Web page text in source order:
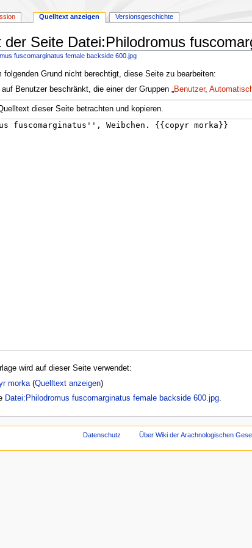
der Seite Datei:Philodromus
fuscomarginatus female backside 600.jpg
folgenden Grund nicht berechtigt, diese Seite zu bearbeiten:
Benutzer beschränkt, die einer der Gruppen „Benutzer,
dieser Seite betrachten und kopieren.
wird auf dieser Seite verwendet:
morka(Quelltext anzeigen)
Datei:Philodromus fuscomarginatus female backside 600.jpg.
Quelltext anzeigen Versionsgeschichte
Datenschutz Über Wiki der Arachnologischen